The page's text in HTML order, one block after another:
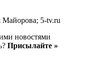
5-tv.ru
новостями
Присылайте »